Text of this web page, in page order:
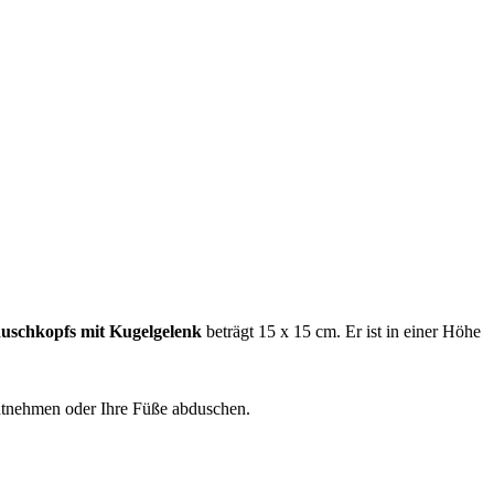
mit Kugelgelenk beträgt 15 x 15 cm. Er ist in einer Höhe
oder Ihre Füße abduschen.